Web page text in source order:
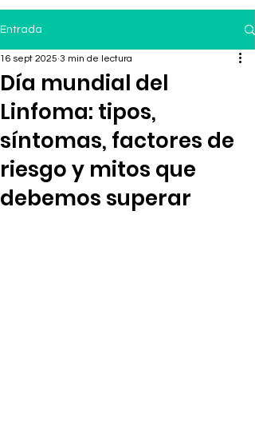
Entrada
Día mundial del
Linfoma: tipos,
síntomas, factores de
riesgo y mitos que
debemos superar
16 sept 2025 3 min de lectura